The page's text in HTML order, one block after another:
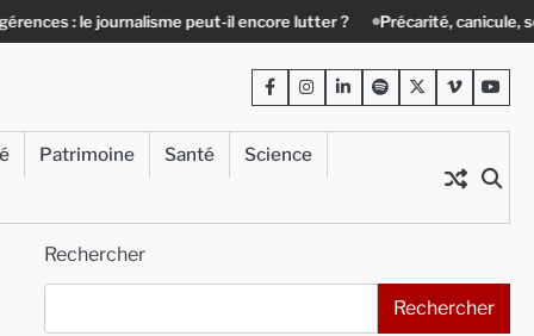
peut-il encore lutter ? Précarité, canicule, solitude : quand le lien
Facebook
Instagram
LinkedInSpotifyTwitterViméo
Patrimoine Santé Science
Rechercher
Rechercher